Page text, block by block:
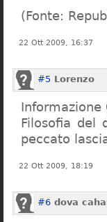
(Fonte:
22 Ott 2009, 16:37
#5 Lorenzo
Informazione
Filosofia del
peccato
22 Ott 2009, 18:19
#6 dova